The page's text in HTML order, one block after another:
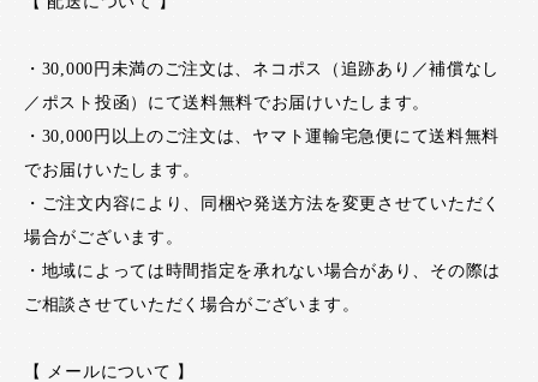
・30,000円未満のご注文は、ネコポス（追跡あり／補償なし
／ポスト投函）にて送料無料でお届けいたします。
・30,000円以上のご注文は、ヤマト運輸宅急便にて送料無料
でお届けいたします。
・ご注文内容により、同梱や発送方法を変更させていただく
場合がございます。
・地域によっては時間指定を承れない場合があり、その際は
ご相談させていただく場合がございます。
【 メールについて 】